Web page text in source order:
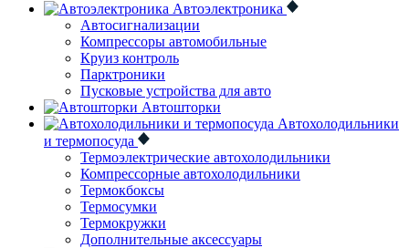
Автоэлектроника
Автосигнализации
Компрессоры автомобильные
Круиз контроль
Парктроники
Пусковые устройства для авто
Автошторки
Автохолодильники
и термопосуда
Термоэлектрические автохолодильники
Компрессорные автохолодильники
Термокбоксы
Термосумки
Термокружки
Дополнительные аксессуары